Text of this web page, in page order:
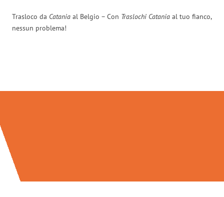
Trasloco da Catania al Belgio – Con Traslochi Catania al tuo fianco,
nessun problema!